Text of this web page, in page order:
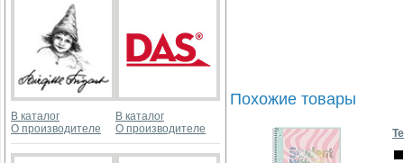
В каталог
О производителе
В каталог
О производителе
Похожие товары